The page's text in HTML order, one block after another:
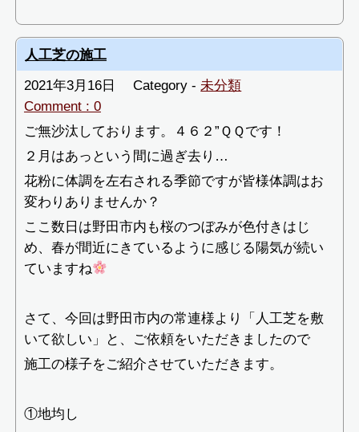
人工芝の施工
2021年3月16日
Category - 未分類
Comment : 0
ご無沙汰しております。４６２”ＱＱです！
２月はあっという間に過ぎ去り…
花粉に体調を左右される季節ですが皆様体調はお
変わりありませんか？
ここ数日は野田市内も桜のつぼみが色付きはじ
め、春が間近にきているように感じる陽気が続い
ていますね
さて、今回は野田市内の常連様より「人工芝を敷
いて欲しい」と、ご依頼をいただきましたので
施工の様子をご紹介させていただきます。
①地均し